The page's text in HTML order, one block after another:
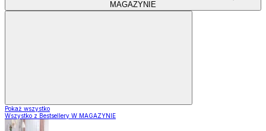
MAGAZYNIE
Pokaż wszystko
Wszystko z Bestsellery W MAGAZYNIE